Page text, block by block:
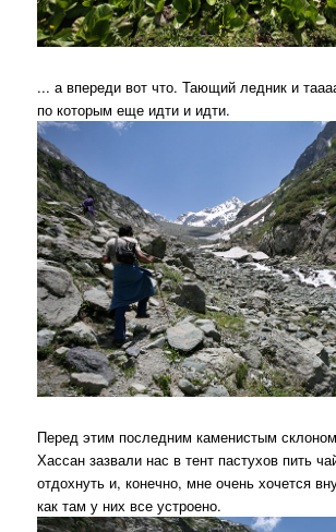
... а впереди вот что. Тающий ледник и
по которым еще идти и идти.
Перед этим последним каменистым
Хассан зазвали нас в тент пастухов пить
отдохнуть и, конечно, мне очень хочется
как там у них все устроено.